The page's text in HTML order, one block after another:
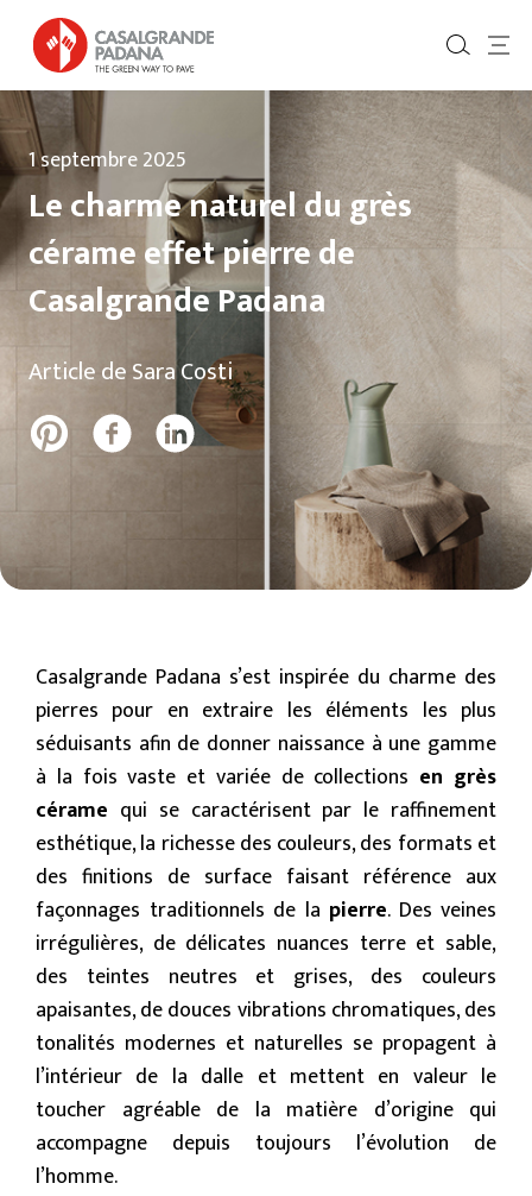
1 septembre 2025
Le charme naturel du grès
cérame effet pierre de
Casalgrande Padana
Article de Sara Costi
Casalgrande Padana s’est inspirée du charme des
pierres pour en extraire les éléments les plus
séduisants afin de donner naissance à une gamme
à la fois vaste et variée de collections en grès
cérame qui se caractérisent par le raffinement
esthétique, la richesse des couleurs, des formats et
des finitions de surface faisant référence aux
façonnages traditionnels de la pierre. Des veines
irrégulières, de délicates nuances terre et sable,
des teintes neutres et grises, des couleurs
apaisantes, de douces vibrations chromatiques, des
tonalités modernes et naturelles se propagent à
l’intérieur de la dalle et mettent en valeur le
toucher agréable de la matière d’origine qui
accompagne depuis toujours l’évolution de
l’homme.